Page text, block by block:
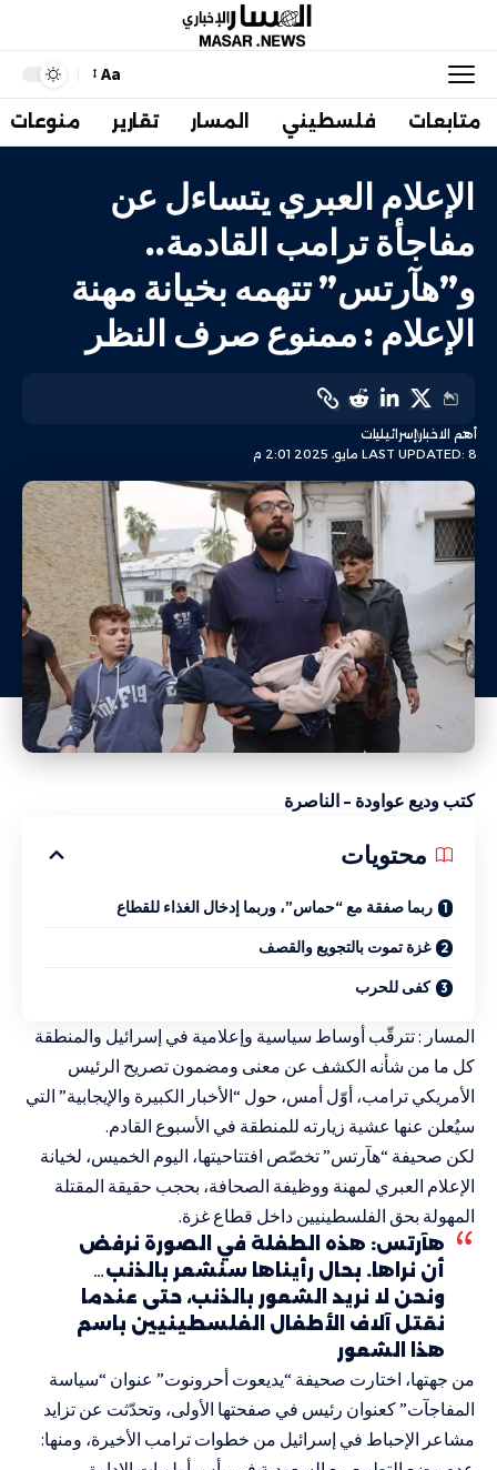
Aa
متابعات فلسطيني المسار تقارير منوعات
الإعلام العبري يتساءل عن
مفاجأة ترامب القادمة..
و”هآرتس” تتهمه بخيانة مهنة
الإعلام : ممنوع صرف النظر
LAST UPDATED: 8 مايو، 2025 2:01 م
أهم الاخبارإسرائيليات
كتب وديع عواودة – الناصرة
محتويات
ربما صفقة مع “حماس”، وربما إدخال الغذاء للقطاع
غزة تموت بالتجويع والقصف
كفى للحرب
المسار : تترقّب أوساط سياسية وإعلامية في إسرائيل والمنطقة
كل ما من شأنه الكشف عن معنى ومضمون تصريح الرئيس
الأمريكي ترامب، أوّل أمس، حول “الأخبار الكبيرة والإيجابية” التي
سيُعلن عنها عشية زيارته للمنطقة في الأسبوع القادم.
لكن صحيفة “هآرتس” تخصّص افتتاحيتها، اليوم الخميس، لخيانة
الإعلام العبري لمهنة ووظيفة الصحافة، بحجب حقيقة المقتلة
المهولة بحق الفلسطينيين داخل قطاع غزة.
هآرتس: هذه الطفلة في الصورة نرفض
أن نراها. بحال رأيناها سنشعر بالذنب…
ونحن لا نريد الشعور بالذنب، حتى عندما
نقتل آلاف الأطفال الفلسطينيين باسم
هذا الشعور
من جهتها، اختارت صحيفة “يديعوت أحرونوت” عنوان “سياسة
المفاجآت” كعنوان رئيس في صفحتها الأولى، وتحدّثت عن تزايد
مشاعر الإحباط في إسرائيل من خطوات ترامب الأخيرة، ومنها: